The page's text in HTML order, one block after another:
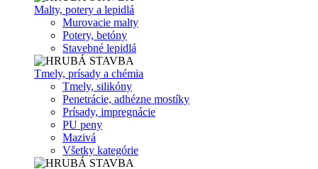
Malty, potery a lepidlá
Murovacie malty
Potery, betóny
Stavebné lepidlá
Tmely, prísady a chémia
Tmely, silikóny
Penetrácie, adhézne mostíky
Prísady, impregnácie
PU peny
Mazivá
Všetky kategórie